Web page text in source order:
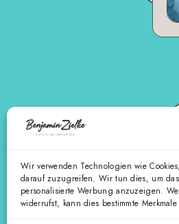
Wir verwenden Technologien wie
darauf zuzugreifen. Wir tun dies, um
personalisierte Werbung anzuzeigen.
widerrufst, kann dies bestimmte